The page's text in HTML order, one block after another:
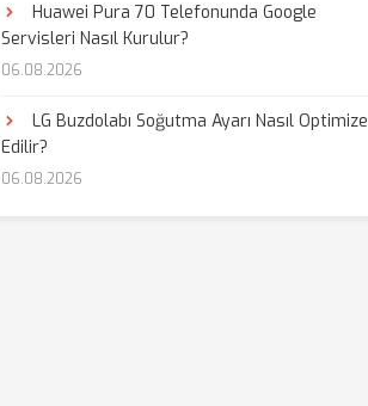
Huawei Pura 70 Telefonunda Google
Servisleri Nasıl Kurulur?
06.08.2026
LG Buzdolabı Soğutma Ayarı Nasıl Optimize
Edilir?
06.08.2026